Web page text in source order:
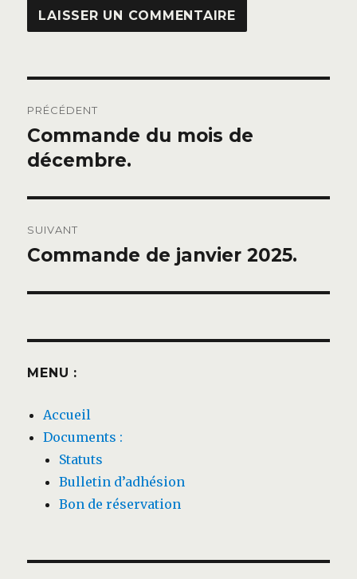
de
l’article
PRÉCÉDENT
Publication
précédente :
Commande du mois de
décembre.
SUIVANT
Publication
Commande de janvier 2025.
MENU :
Accueil
Documents :
Statuts
Bulletin d’adhésion
Bon de réservation